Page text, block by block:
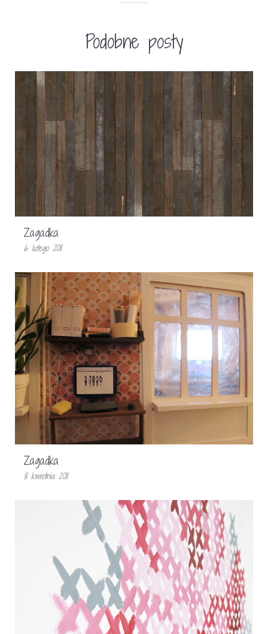
Podobne posty
Zagadka
6 lutego 2011
Zagadka
8 kwietnia 2011